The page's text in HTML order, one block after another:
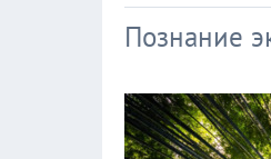
Познание